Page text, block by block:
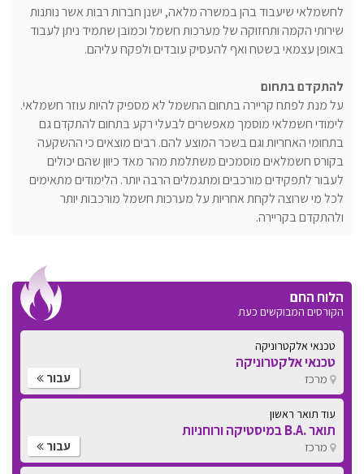
לחשמלאי שיעבוד בהן במשרה מלאה, ישנן חברות רבות אשר נותנות
שירותי הקמה ותחזוקה של מערכות חשמל וכמובן שתמיד ניתן לעבוד
באופן עצמאי בשטח ואף להעסיק עובדים ולפקח עליהם.
להתקדם בתחום
על מנת לפתח קריירה בתחום החשמל לא מספיק להיות עוזר חשמלאי.
לימודי חשמלאי מוסמך מאפשרים לבעלי רקע בתחום להתקדם גם
בתחומי האחריות וגם בשכר המוצע להם. רבים מוצאים כי ההשקעה
בקורס חשמלאים מוסמכים משתלמת מהר מאד כיוון שהם יכולים
לעבור לתפקידים מורכבים ומתגמלים הרבה יותר. הלימודים מתאימים
לכל מי שרוצה לקחת אחריות על מערכות חשמל מורכבות יותר
ולהתקדם בקריירה.
הלוח החם
הקורסים המבוקשים כעת
טכנאי אלקטרוניקה
טכנאי אלקטרוניקה
מרכז עבור
עוד תואר ראשון
תואר .B.A במיסטיקה ורוחניות
מרכז עבור